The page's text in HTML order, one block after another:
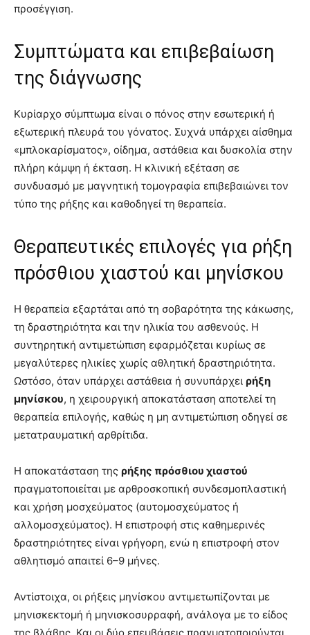
προσέγγιση.
Συμπτώματα και επιβεβαίωση
της διάγνωσης
Κυρίαρχο σύμπτωμα είναι ο πόνος στην εσωτερική ή
εξωτερική πλευρά του γόνατος. Συχνά υπάρχει αίσθημα
«μπλοκαρίσματος», οίδημα, αστάθεια και δυσκολία στην
πλήρη κάμψη ή έκταση. Η κλινική εξέταση σε
συνδυασμό με μαγνητική τομογραφία επιβεβαιώνει τον
τύπο της ρήξης και καθοδηγεί τη θεραπεία.
Θεραπευτικές επιλογές για ρήξη
πρόσθιου χιαστού και μηνίσκου
Η θεραπεία εξαρτάται από τη σοβαρότητα της κάκωσης,
τη δραστηριότητα και την ηλικία του ασθενούς. Η
συντηρητική αντιμετώπιση εφαρμόζεται κυρίως σε
μεγαλύτερες ηλικίες χωρίς αθλητική δραστηριότητα.
Ωστόσο, όταν υπάρχει αστάθεια ή συνυπάρχει ρήξη
μηνίσκου, η χειρουργική αποκατάσταση αποτελεί τη
θεραπεία επιλογής, καθώς η μη αντιμετώπιση οδηγεί σε
μετατραυματική αρθρίτιδα.
Η αποκατάσταση της ρήξης πρόσθιου χιαστού
πραγματοποιείται με αρθροσκοπική συνδεσμοπλαστική
και χρήση μοσχεύματος (αυτομοσχεύματος ή
αλλομοσχεύματος). Η επιστροφή στις καθημερινές
δραστηριότητες είναι γρήγορη, ενώ η επιστροφή στον
αθλητισμό απαιτεί 6–9 μήνες.
Αντίστοιχα, οι ρήξεις μηνίσκου αντιμετωπίζονται με
μηνισκεκτομή ή μηνισκοσυρραφή, ανάλογα με το είδος